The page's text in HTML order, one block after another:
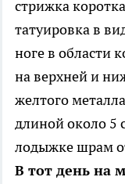
стрижка
татуировка в
ноге в области
на верхней и
желтого
длиной около 5
лодыжке шрам
В тот день на